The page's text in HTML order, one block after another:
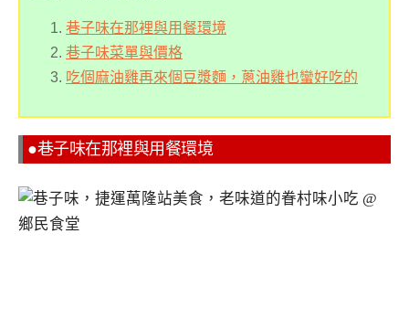
巷子味在那裡與用餐環境
巷子味菜單與價格
吃個麻油雞再來個豆漿麵，蔥油雞也蠻好吃的
●巷子味在那裡與用餐環境